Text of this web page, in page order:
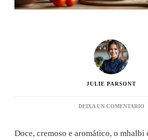
JULIE PARSONT
DEIXA UN COMENTARIOEN
Doce, cremoso e aromático, o mhalbi